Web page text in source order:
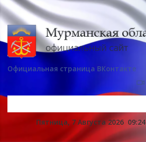
Официальная страница ВКонтакте
Пятница, 7 Августа 2026 09:24